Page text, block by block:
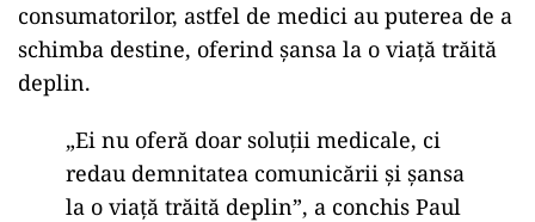
consumatorilor, astfel de medici au puterea de a
schimba destine, oferind șansa la o viață trăită
deplin.
„Ei nu oferă doar soluții medicale, ci
redau demnitatea comunicării și șansa
la o viață trăită deplin”, a conchis Paul